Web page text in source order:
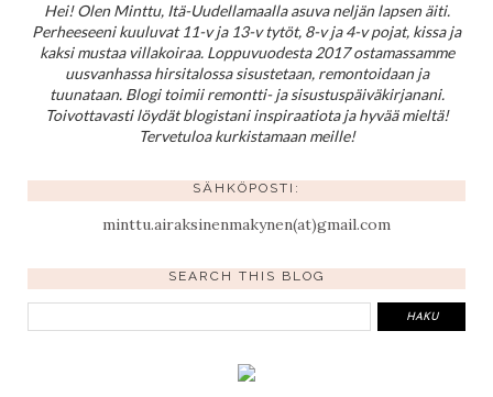
Hei! Olen Minttu, Itä-Uudellamaalla asuva neljän lapsen äiti.
Perheeseeni kuuluvat 11-v ja 13-v tytöt, 8-v ja 4-v pojat, kissa ja
kaksi mustaa villakoiraa. Loppuvuodesta 2017 ostamassamme
uusvanhassa hirsitalossa sisustetaan, remontoidaan ja
tuunataan. Blogi toimii remontti- ja sisustuspäiväkirjanani.
Toivottavasti löydät blogistani inspiraatiota ja hyvää mieltä!
Tervetuloa kurkistamaan meille!
SÄHKÖPOSTI:
minttu.airaksinenmakynen(at)gmail.com
SEARCH THIS BLOG